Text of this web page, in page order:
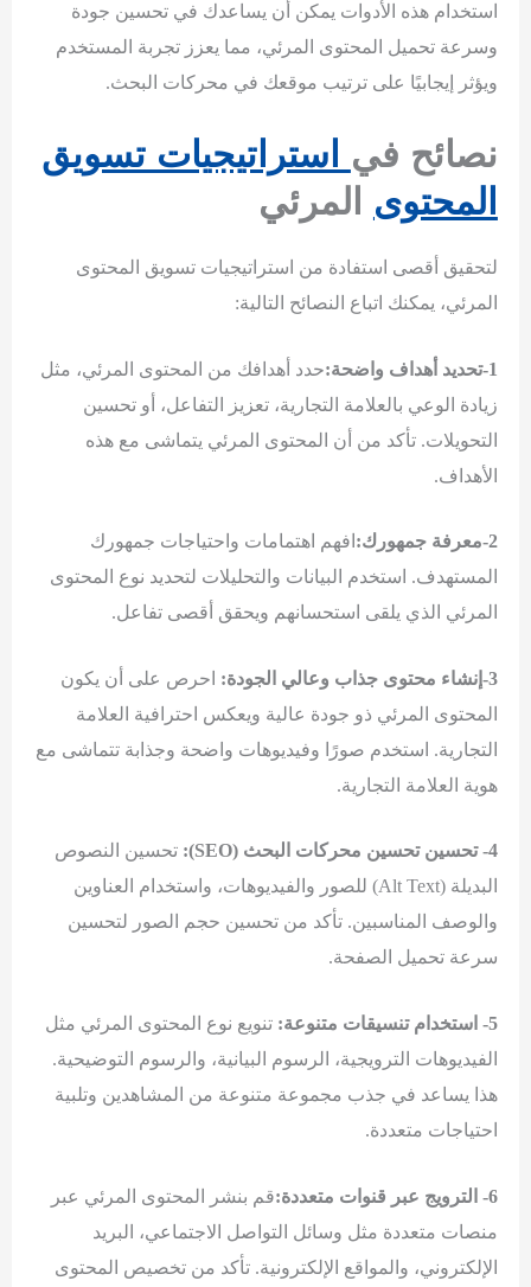
استخدام هذه الأدوات يمكن أن يساعدك في تحسين جودة
وسرعة تحميل المحتوى المرئي، مما يعزز تجربة المستخدم
ويؤثر إيجابيًا على ترتيب موقعك في محركات البحث.
نصائح في استراتيجيات تسويق
المحتوى المرئي
لتحقيق أقصى استفادة من استراتيجيات تسويق المحتوى
المرئي، يمكنك اتباع النصائح التالية:
1-تحديد أهداف واضحة:
حدد أهدافك من المحتوى المرئي، مثل
زيادة الوعي بالعلامة التجارية، تعزيز التفاعل، أو تحسين
التحويلات. تأكد من أن المحتوى المرئي يتماشى مع هذه
الأهداف.
2-معرفة جمهورك:
افهم اهتمامات واحتياجات جمهورك
المستهدف. استخدم البيانات والتحليلات لتحديد نوع المحتوى
المرئي الذي يلقى استحسانهم ويحقق أقصى تفاعل.
3-إنشاء محتوى جذاب وعالي الجودة:
احرص على أن يكون
المحتوى المرئي ذو جودة عالية ويعكس احترافية العلامة
التجارية. استخدم صورًا وفيديوهات واضحة وجذابة تتماشى مع
هوية العلامة التجارية.
4- تحسين تحسين محركات البحث (SEO):
تحسين النصوص
البديلة (Alt Text) للصور والفيديوهات، واستخدام العناوين
والوصف المناسبين. تأكد من تحسين حجم الصور لتحسين
سرعة تحميل الصفحة.
5- استخدام تنسيقات متنوعة:
تنويع نوع المحتوى المرئي مثل
الفيديوهات الترويجية، الرسوم البيانية، والرسوم التوضيحية.
هذا يساعد في جذب مجموعة متنوعة من المشاهدين وتلبية
احتياجات متعددة.
6- الترويج عبر قنوات متعددة:
قم بنشر المحتوى المرئي عبر
منصات متعددة مثل وسائل التواصل الاجتماعي، البريد
الإلكتروني، والمواقع الإلكترونية. تأكد من تخصيص المحتوى